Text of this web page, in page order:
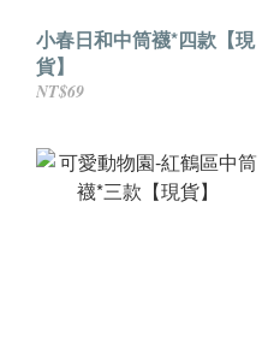
小春日和中筒襪*四款【現
貨】
NT$69